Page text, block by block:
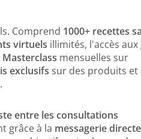
Comprend 1000+ recettes
virtuels illimités, l'accès aux
Masterclass mensuelles sur
exclusifs sur des produits et
entre les consultations
grâce à la messagerie
guidées par des
un entraînement adapté
créées par nos nutritionnistes
reçus pour assurances,
après avoir terminé votre
ces outils précieux.
pour rester motivé(e).